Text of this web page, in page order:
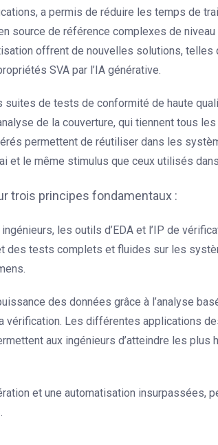
a permis de réduire les temps de
source de référence complexes de niveau
offrent de nouvelles solutions, telles
SVA par l’IA générative.
de tests de conformité de haute
de la couverture, qui tiennent tous
permettent de réutiliser dans les
et le même stimulus que ceux utilisés
trois principes fondamentaux :
les outils d’EDA et l’IP de
des tests complets et fluides sur les
des données grâce à l’analyse
Les différentes applications
aux ingénieurs d’atteindre les plus
et une automatisation insurpassées,